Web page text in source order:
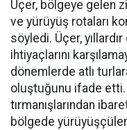
Üçer, bölgeye gelen
ve yürüyüş rotaları
söyledi. Üçer,
ihtiyaçlarını
dönemlerde atlı
oluştuğunu ifade etti.
tırmanışlarından
bölgede